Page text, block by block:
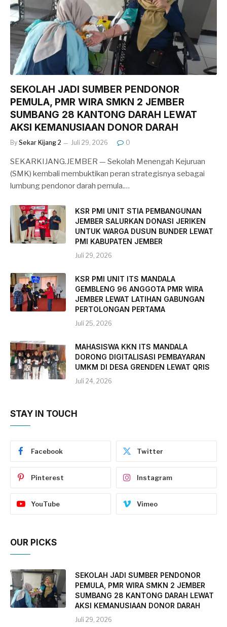
SEKOLAH JADI SUMBER PENDONOR
PEMULA, PMR WIRA SMKN 2 JEMBER
SUMBANG 28 KANTONG DARAH LEWAT
AKSI KEMANUSIAAN DONOR DARAH
By Sekar Kijang 2 Juli 29, 2026 0
SEKARKIJANG.JEMBER — Sekolah Menengah Kejuruan
(SMK) kembali membuktikan peran strategisnya sebagai
lumbung pendonor darah pemula.…
KSR PMI UNIT STIA PEMBANGUNAN
JEMBER SALURKAN DONASI JERIKEN
UNTUK WARGA DUSUN BUNDER LEWAT
PMI KABUPATEN JEMBER
Juli 29, 2026
KSR PMI UNIT ITS MANDALA
GEMBLENG 96 ANGGOTA PMR WIRA
JEMBER LEWAT LATIHAN GABUNGAN
PERTOLONGAN PERTAMA
Juli 25, 2026
MAHASISWA KKN ITS MANDALA
DORONG DIGITALISASI PEMBAYARAN
UMKM DI DESA GRENDEN LEWAT QRIS
Juli 24, 2026
STAY IN TOUCH
Facebook Twitter
Pinterest Instagram
YouTube Vimeo
OUR PICKS
SEKOLAH JADI SUMBER PENDONOR
PEMULA, PMR WIRA SMKN 2 JEMBER
SUMBANG 28 KANTONG DARAH LEWAT
AKSI KEMANUSIAAN DONOR DARAH
Juli 29, 2026